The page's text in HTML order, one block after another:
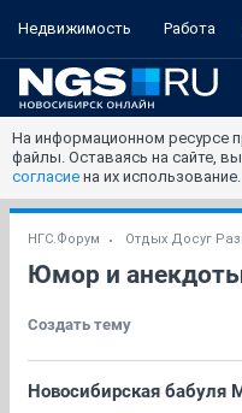
Недвижимость Работа
На информационном ресурсе
файлы. Оставаясь на сайте,
согласие на их использование.
НГС.Форум Отдых Досуг
Юмор и
Создать тему
Новосибирская бабуля